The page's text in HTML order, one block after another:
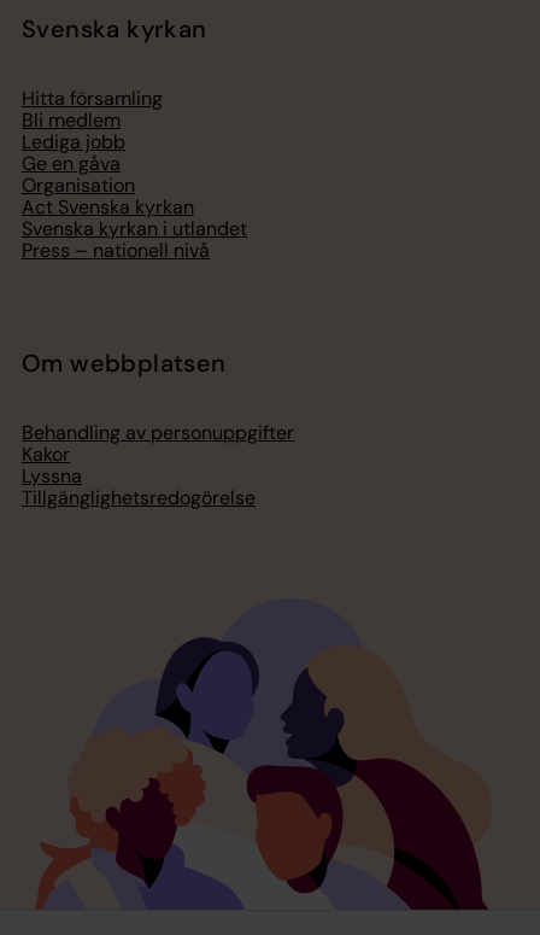
Svenska kyrkan
Hitta församling
Bli medlem
Lediga jobb
Ge en gåva
Organisation
Act Svenska kyrkan
Svenska kyrkan i utlandet
Press – nationell nivå
Om webbplatsen
Behandling av personuppgifter
Kakor
Lyssna
Tillgänglighetsredogörelse